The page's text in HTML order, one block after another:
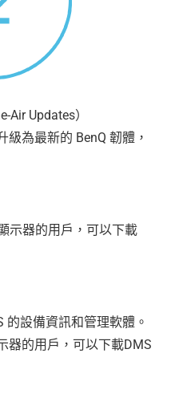
Air Updates）
為最新的 BenQ 韌體，
示器的用戶，可以下載
的設備資訊和管理軟體。
器的用戶，可以下載DMS